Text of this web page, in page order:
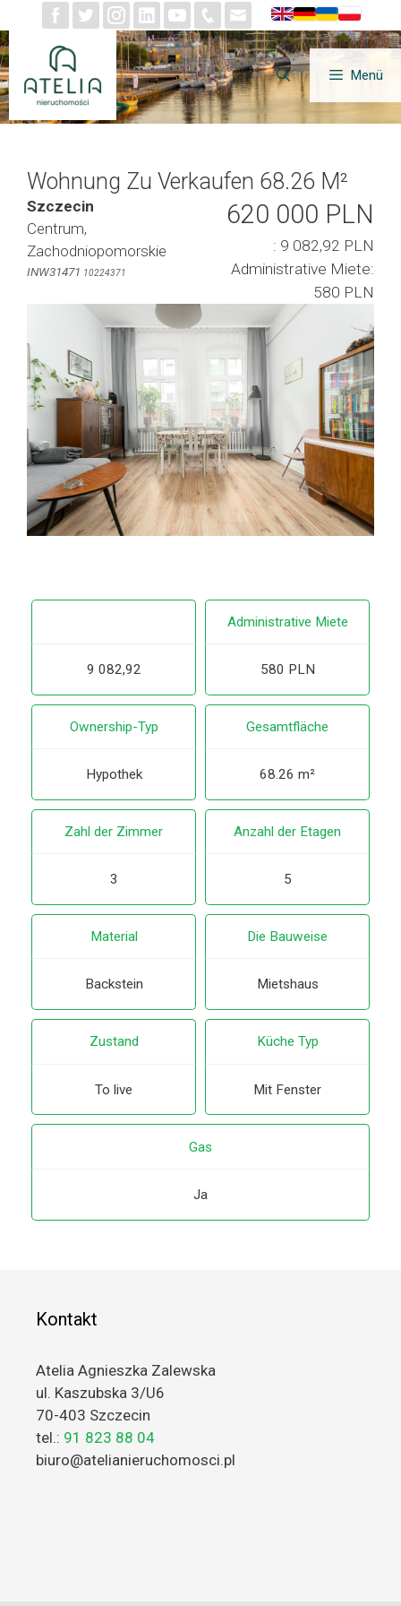
Inhalt
springen
Menü
Wohnung Zu Verkaufen 68.26 M²
Szczecin
Centrum,
Zachodniopomorskie
INW31471 10224371
620 000 PLN
: 9 082,92 PLN
Administrative Miete:
580 PLN
9 082,92
Administrative Miete
580 PLN
Ownership-Typ
Hypothek
Gesamtfläche
68.26 m²
Zahl der Zimmer
3
Anzahl der Etagen
5
Material
Backstein
Die Bauweise
Mietshaus
Zustand
To live
Küche Typ
Mit Fenster
Gas
Ja
Kontakt
Atelia Agnieszka Zalewska
ul. Kaszubska 3/U6
70-403 Szczecin
tel.: 91 823 88 04
biuro@atelianieruchomosci.pl